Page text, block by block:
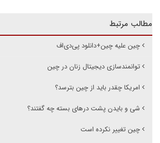
مطالب مرتبط
چین علیه چین+دانلود پی‌دی‌اف
توانمندسازی دیجیتال زنان در چین
امریکا چقدر باید از چین بترسد؟
شی و بایدن پشت درهای بسته چه گفتند؟
چین تغییر نکرده است